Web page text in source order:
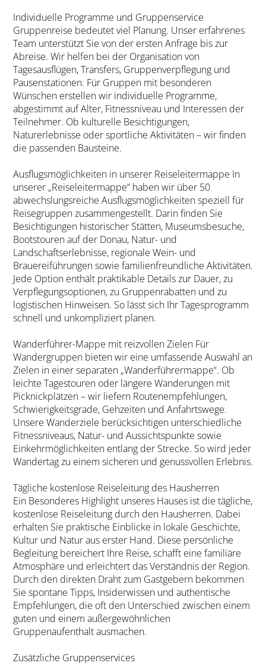
Individuelle Programme und Gruppenservice
Gruppenreise bedeutet viel Planung. Unser erfahrenes
Team unterstützt Sie von der ersten Anfrage bis zur
Abreise. Wir helfen bei der Organisation von
Tagesausflügen, Transfers, Gruppenverpflegung und
Pausenstationen. Für Gruppen mit besonderen
Wünschen erstellen wir individuelle Programme,
abgestimmt auf Alter, Fitnessniveau und Interessen der
Teilnehmer. Ob kulturelle Besichtigungen,
Naturerlebnisse oder sportliche Aktivitäten – wir finden
die passenden Bausteine.
Ausflugsmöglichkeiten in unserer Reiseleitermappe In
unserer „Reiseleitermappe“ haben wir über 50
abwechslungsreiche Ausflugsmöglichkeiten speziell für
Reisegruppen zusammengestellt. Darin finden Sie
Besichtigungen historischer Stätten, Mu­seumsbesuche,
Bootstouren auf der Donau, Natur- und
Landschaftserlebnisse, regionale Wein- und
Brauereiführungen sowie familienfreundliche Aktivitäten.
Jede Option enthält praktikable Details zur Dauer, zu
Verpflegungsoptionen, zu Gruppenrabatten und zu
logistischen Hinweisen. So lässt sich Ihr Tagesprogramm
schnell und unkompliziert planen.
Wanderführer-Mappe mit reizvollen Zielen Für
Wandergruppen bieten wir eine umfassende Auswahl an
Zielen in einer separaten „Wanderführermappe“. Ob
leichte Tagestouren oder längere Wanderungen mit
Picknickplätzen – wir liefern Routenempfehlungen,
Schwierigkeitsgrade, Gehzeiten und Anfahrtswege.
Unsere Wanderziele berücksichtigen unterschiedliche
Fitnessniveaus, Natur- und Aussichtspunkte sowie
Einkehrmöglichkeiten entlang der Strecke. So wird jeder
Wandertag zu einem sicheren und genussvollen Erlebnis.
Tägliche kostenlose Reiseleitung des Hausherren
Ein Besonderes Highlight unseres Hauses ist die tägliche,
kostenlose Reiseleitung durch den Hausherren. Dabei
erhalten Sie praktische Einblicke in lokale Geschichte,
Kultur und Natur aus erster Hand. Diese persönliche
Begleitung bereichert Ihre Reise, schafft eine familiäre
Atmosphäre und erleichtert das Verständnis der Region.
Durch den direkten Draht zum Gastgebern bekommen
Sie spontane Tipps, Insiderwissen und authentische
Empfehlungen, die oft den Unterschied zwischen einem
guten und einem außergewöhnlichen
Gruppenaufenthalt ausmachen.
Zusätzliche Gruppenservices